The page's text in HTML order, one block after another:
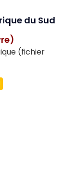
du Sud
(fichier